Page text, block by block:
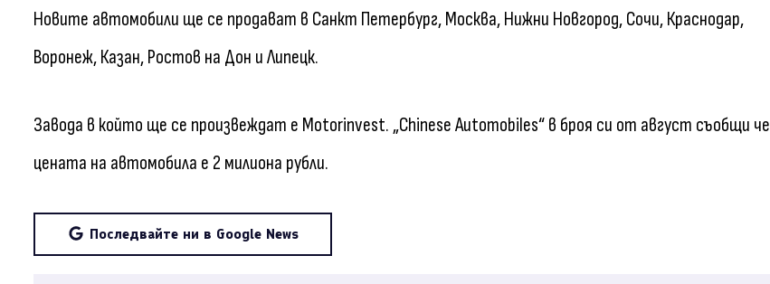
Новите автомобили ще се продават в Санкт Петербург, Москва, Нижни Новгород, Сочи, Краснодар,
Воронеж, Казан, Ростов на Дон и Липецк.
Завода в който ще се произвеждат е Motorinvest. „Chinese Automobiles“ в броя си от август съобщи че
цената на автомобила е 2 милиона рубли.
Последвайте ни в Google News